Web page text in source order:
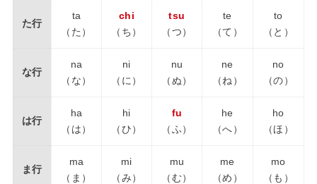
た行
ta
（た）
chi
（ち）
tsu
（つ）
te
（て）
to
（と）
な行
na
（な）
ni
（に）
nu
（ぬ）
ne
（ね）
no
（の）
は行
ha
（は）
hi
（ひ）
fu
（ふ）
he
（へ）
ho
（ほ）
ま行
ma
（ま）
mi
（み）
mu
（む）
me
（め）
mo
（も）